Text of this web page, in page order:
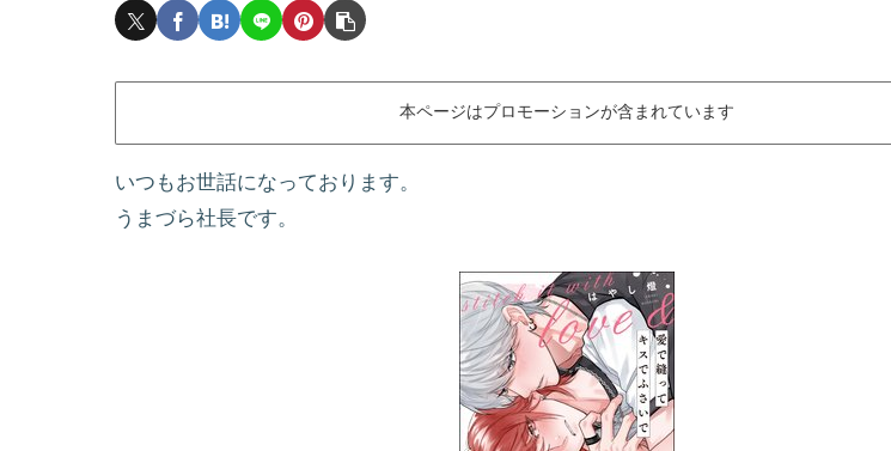
本ページはプロモーションが含まれています
いつもお世話になっております。
うまづら社長です。